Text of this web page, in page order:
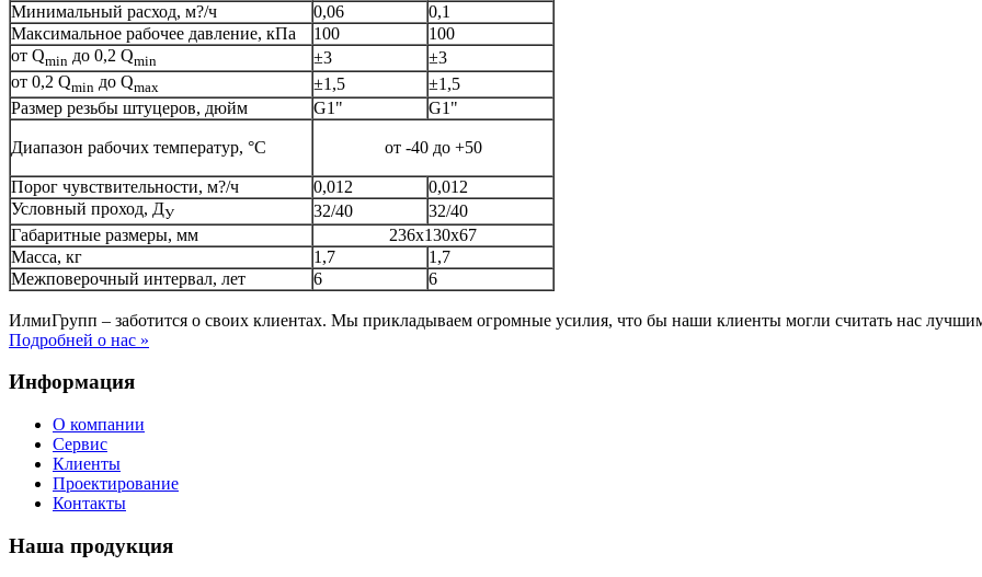
Минимальный расход, м?/ч
0,06
0,1
Максимальное рабочее давление, кПа
100
100
от Qmin до 0,2 Qmin ±3
±3
от 0,2 Qmin до Qmax ±1,5
±1,5
Размер резьбы штуцеров, дюйм
G1" G1"
Диапазон рабочих температур, °С от -40 до +50
Порог чувствительности, м?/ч 0,012
0,012
Условный проход, ДУ 32/40
32/40
Габаритные размеры, мм
236х130х67
Масса, кг
1,7
1,7
Межповерочный интервал, лет
6 6
ИлмиГрупп – заботится о своих клиентах. Мы прикладываем огромные усилия, что бы наши клиенты могли считать нас
Подробней о нас »
Информация
О компании
Сервис
Клиенты
Проектирование
Контакты
Наша продукция